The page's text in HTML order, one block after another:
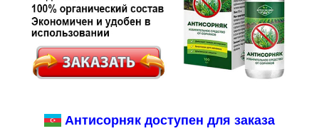
Антисорняк доступен для заказа